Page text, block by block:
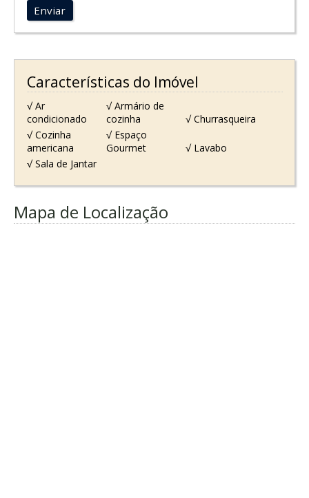
Enviar
Características do Imóvel
√ Ar
condicionado
√ Armário de
cozinha
√ Churrasqueira
√ Cozinha
americana
√ Espaço
Gourmet
√ Lavabo
√ Sala de Jantar
Mapa de Localização